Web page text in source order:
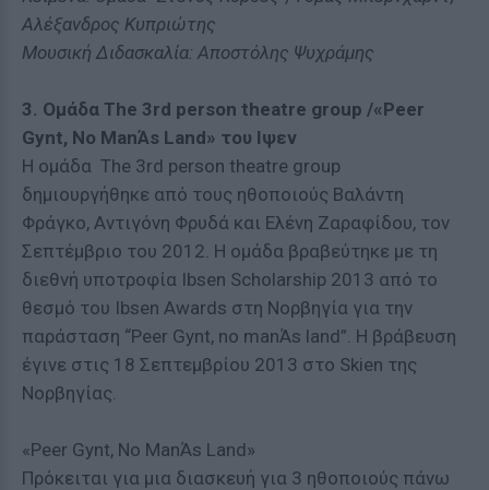
Αλέξανδρος Κυπριώτης
Μουσική Διδασκαλία: Αποστόλης Ψυχράμης
3. Ομάδα The 3rd person theatre group /«Peer
Gynt, No ManΆs Land» του Ιψεν
Η ομάδα The 3rd person theatre group
δημιουργήθηκε από τους ηθοποιούς Βαλάντη
Φράγκο, Αντιγόνη Φρυδά και Ελένη Ζαραφίδου, τον
Σεπτέμβριο του 2012. Η ομάδα βραβεύτηκε με τη
διεθνή υποτροφία Ibsen Scholarship 2013 από το
θεσμό του Ibsen Awards στη Νορβηγία για την
παράσταση “Peer Gynt, no manΆs land”. Η βράβευση
έγινε στις 18 Σεπτεμβρίου 2013 στο Skien της
Νορβηγίας.
«Peer Gynt, No ManΆs Land»
Πρόκειται για μια διασκευή για 3 ηθοποιούς πάνω